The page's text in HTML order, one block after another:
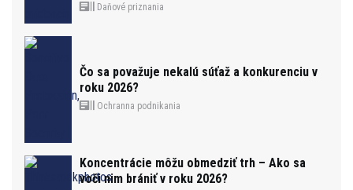
Daňové priznania
Čo sa považuje nekalú súťaž a konkurenciu v
roku 2026?
Ochranna podnikania
Koncentrácie môžu obmedziť trh – Ako sa
voči nim brániť v roku 2026?